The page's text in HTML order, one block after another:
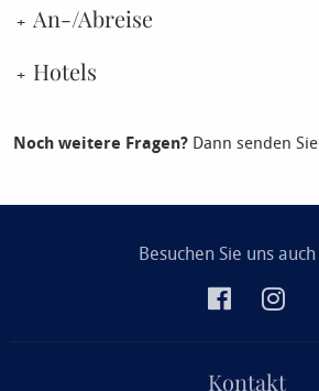
An-/Abreise
Hotels
Noch weitere Fragen? Dann senden
Besuchen Sie uns
Kontakt